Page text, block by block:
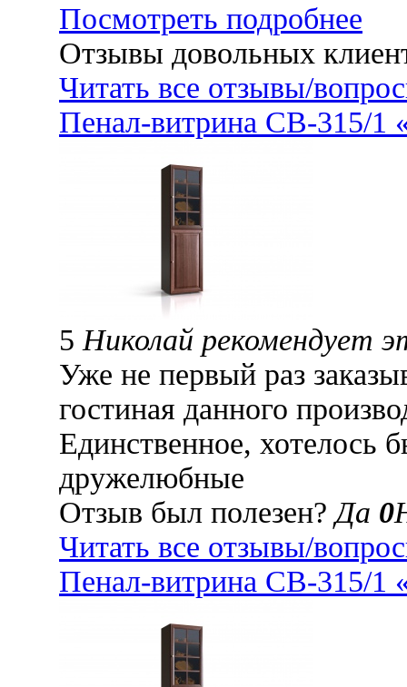
Посмотреть подробнее
Отзывы довольных
Читать все отзывы/
Пенал-витрина СВ-315/1
5 Николай рекомендует
Уже не первый раз
гостиная данного
Единственное, хотелось
дружелюбные
Отзыв был полезен?Да 0
Читать все отзывы/
Пенал-витрина СВ-315/1